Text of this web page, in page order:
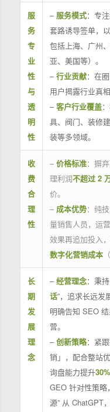
服
务
专
业
性
与
透
明
性
– 服务模式：专
套路诱导签单，
包括上海、广州
亚、美国等）。
–行业贡献：在
用户揭露行业真
–客户行业覆盖
具、阀门、装修
装等多领域。
收
费
合
理
性
– 价格标准：摒
理利润不超过 2
价。
– 成本优势：纯
量销售人员，运
效果再追加投入
数字化营销成本
长
期
发
展
理
念
–经营理念：秉持
话”，追求长远发
明确告知 SEO
营。
–创新策略：紧
销」，配合整站
询盘能力提升
GEO 针对性策略
源” 从 ChatGPT